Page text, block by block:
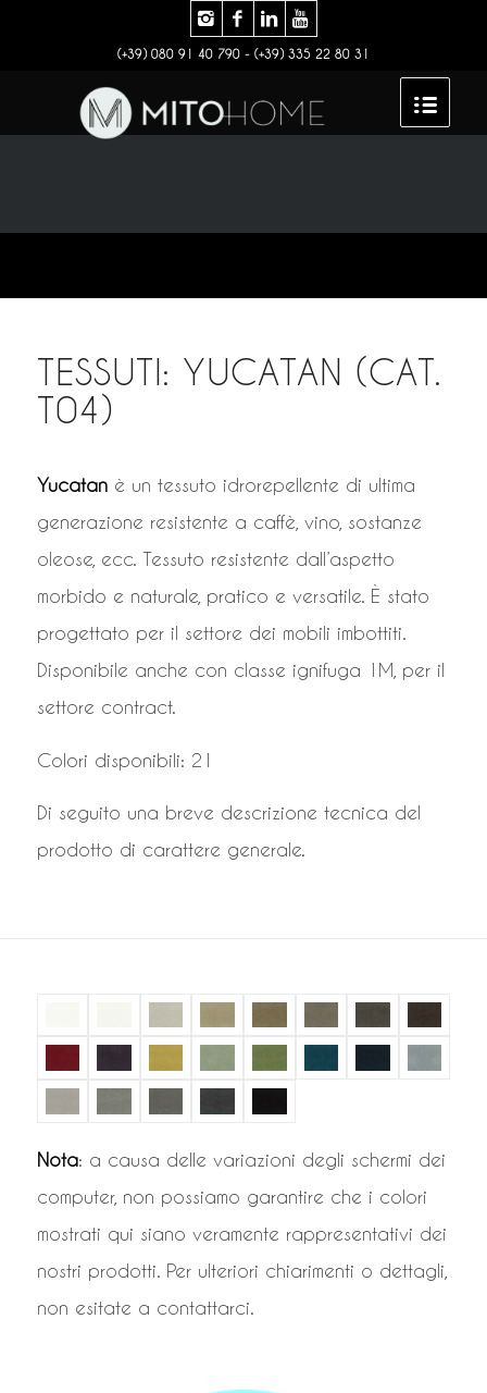
(+39) 080 91 40 790 - (+39) 335 22 80 31
TESSUTI: YUCATAN (CAT.
T04)
Yucatanè un tessuto idrorepellente di ultima
generazione resistente a caffè, vino, sostanze
oleose, ecc. Tessuto resistente dall’aspetto
morbido e naturale, pratico e versatile. È stato
progettato per il settore dei mobili imbottiti.
Disponibile anche con classe ignifuga 1M, per il
settore contract.
Colori disponibili: 21
Di seguito una breve descrizione tecnica del
prodotto di carattere generale.
Nota: a causa delle variazioni degli schermi dei
computer, non possiamo garantire che i colori
mostrati qui siano veramente rappresentativi dei
nostri prodotti. Per ulteriori chiarimenti o dettagli,
non esitate a contattarci.